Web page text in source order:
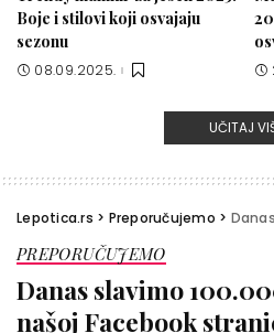
Boje i stilovi koji osvajaju
sezonu
08.09.2025.
UČITAJ
Lepotica.rs > Preporučujemo > Danas
PREPORUČUJEMO
Danas slavimo
našoj Facebook